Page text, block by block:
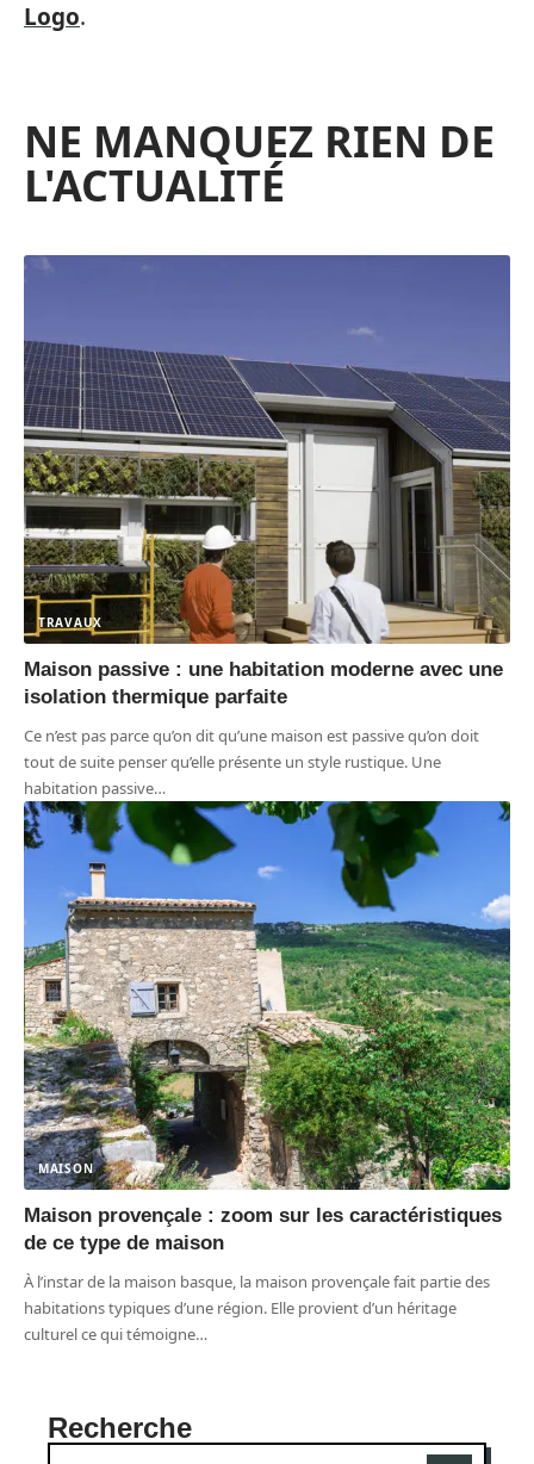
Logo.
NE MANQUEZ RIEN DE
L'ACTUALITÉ
TRAVAUX
Maison passive : une habitation moderne avec une
isolation thermique parfaite
Ce n’est pas parce qu’on dit qu’une maison est passive qu’on doit
tout de suite penser qu’elle présente un style rustique. Une
habitation passive…
MAISON
Maison provençale : zoom sur les caractéristiques
de ce type de maison
À l’instar de la maison basque, la maison provençale fait partie des
habitations typiques d’une région. Elle provient d’un héritage
culturel ce qui témoigne…
Recherche